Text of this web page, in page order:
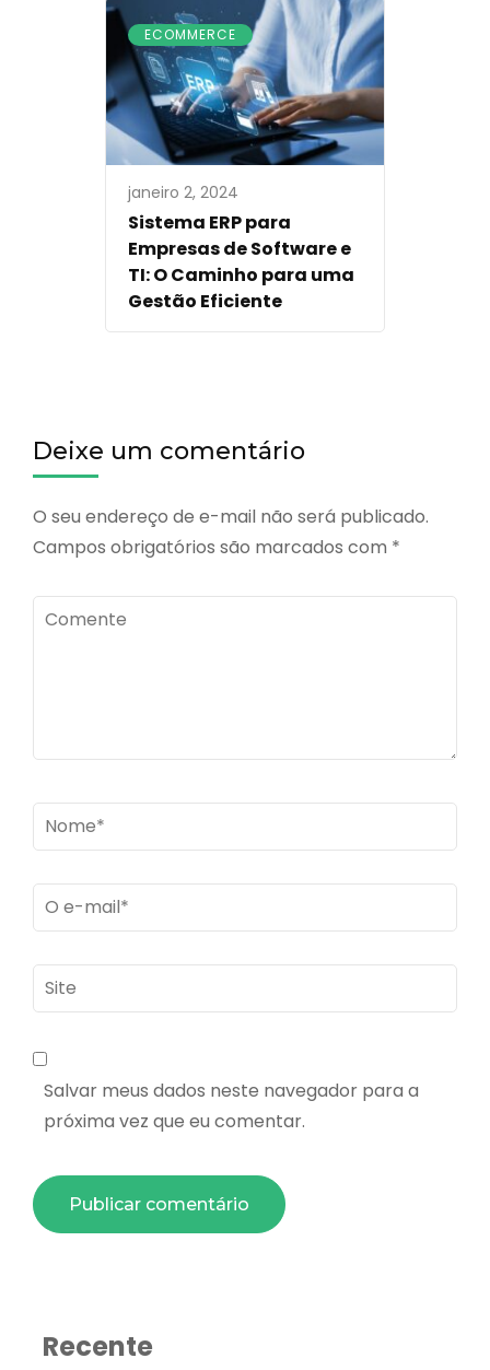
ECOMMERCE
janeiro 2, 2024
Sistema ERP para
Empresas de Software e
TI: O Caminho para uma
Gestão Eficiente
Deixe um comentário
O seu endereço de e-mail não será publicado.
Campos obrigatórios são marcados com *
Comente
Name*
Email *
Site
Salvar meus dados neste navegador para a
próxima vez que eu comentar.
Recente